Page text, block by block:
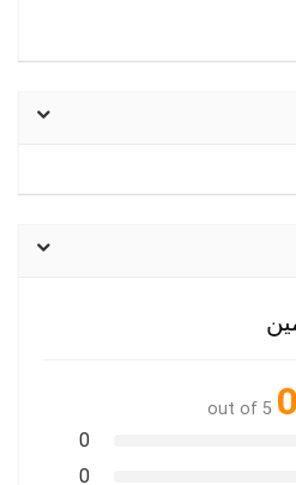
out of 5
0
0